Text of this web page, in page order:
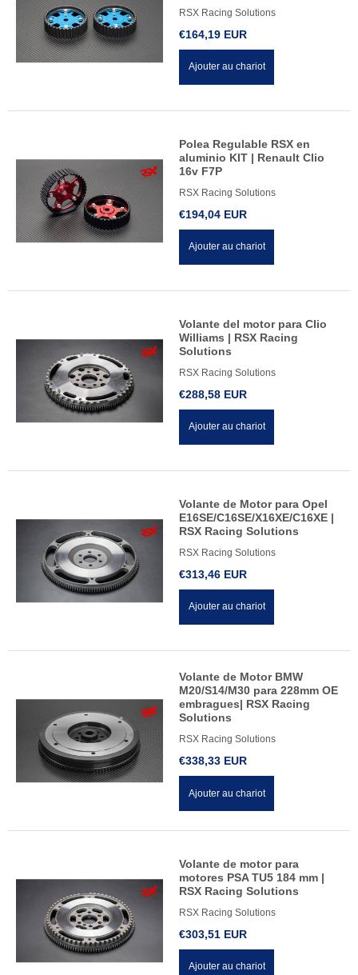
RSX Racing Solutions
€164,19 EUR
Ajouter au chariot
Polea Regulable RSX en
aluminio KIT | Renault Clio
16v F7P
RSX Racing Solutions
€194,04 EUR
Ajouter au chariot
Volante del motor para Clio
Williams | RSX Racing
Solutions
RSX Racing Solutions
€288,58 EUR
Ajouter au chariot
Volante de Motor para Opel
E16SE/C16SE/X16XE/C16XE |
RSX Racing Solutions
RSX Racing Solutions
€313,46 EUR
Ajouter au chariot
Volante de Motor BMW
M20/S14/M30 para 228mm OE
embragues| RSX Racing
Solutions
RSX Racing Solutions
€338,33 EUR
Ajouter au chariot
Volante de motor para
motores PSA TU5 184 mm |
RSX Racing Solutions
RSX Racing Solutions
€303,51 EUR
Ajouter au chariot